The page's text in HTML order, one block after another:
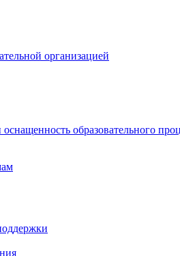
организацией
образовательного